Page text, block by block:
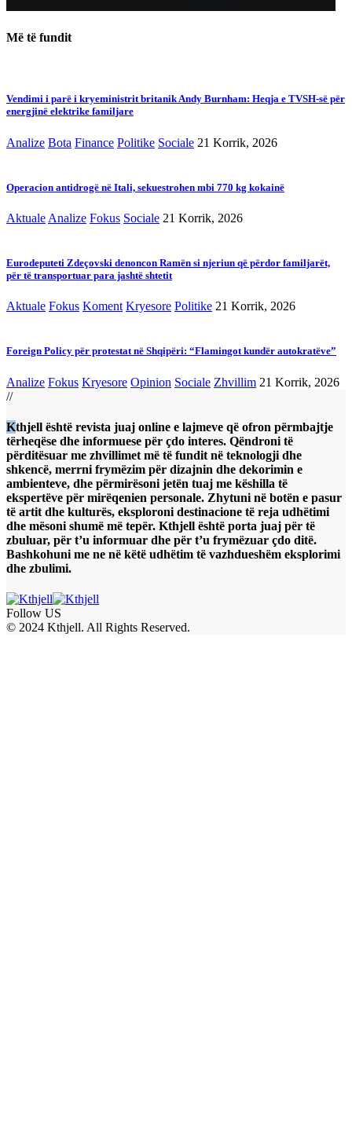
Më të fundit
Vendimi i parë i kryeministrit britanik Andy Burnham: Heqja e TVSH-së për
energjinë elektrike familjare
Analize Bota Finance Politike Sociale 21 Korrik, 2026
Operacion antidrogë në Itali, sekuestrohen mbi 770 kg kokainë
Aktuale Analize Fokus Sociale 21 Korrik, 2026
Eurodeputeti Zdeçovski denoncon Ramën si njeriun që përdor familjarët,
për të transportuar para jashtë shtetit
Aktuale Fokus Koment Kryesore Politike 21 Korrik, 2026
Foreign Policy për protestat në Shqipëri: “Flamingot kundër autokratëve”
Analize Fokus Kryesore Opinion Sociale Zhvillim 21 Korrik, 2026
//
Kthjell është revista juaj online e lajmeve që ofron përmbajtje
tërheqëse dhe informuese për çdo interes. Qëndroni të
përditësuar me zhvillimet më të fundit në teknologji dhe
shkencë, merrni frymëzim për dizajnin dhe dekorimin e
ambienteve, dhe përmirësoni jetën tuaj me këshilla të
ekspertëve për mirëqenien personale. Zhytuni në botën e pasur
të artit dhe kulturës, eksploroni destinacione të reja udhëtimi
dhe mësoni shumë më tepër. Kthjell është porta juaj për të
zbuluar, për t’u informuar dhe për t’u frymëzuar çdo ditë.
Bashkohuni me ne në këtë udhëtim të vazhdueshëm eksplorimi
dhe zbulimi.
Follow US
© 2024 Kthjell. All Rights Reserved.